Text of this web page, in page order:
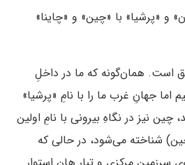
و «پرشیا» با «چین» و «چاینا»
است. همان‌گونه که ما در داخلِ
اما جهانِ غرب ما را با نامِ «پرشیا»
نیز در نگاهِ بیرونی با نامِ اولین
شناخته می‌شود، در حالی که